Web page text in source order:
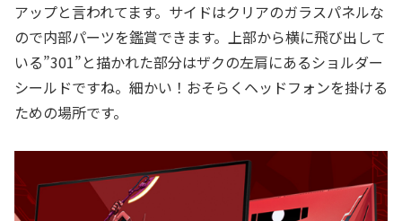
アップと言われてます。サイドはクリアのガラスパネルな
ので内部パーツを鑑賞できます。上部から横に飛び出して
いる”301”と描かれた部分はザクの左肩にあるショルダー
シールドですね。細かい！おそらくヘッドフォンを掛ける
ための場所です。